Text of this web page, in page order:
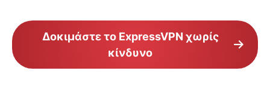
Δοκιμάστε το ExpressVPN χωρίς
κίνδυνο